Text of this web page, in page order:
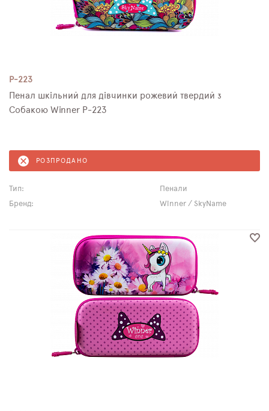
P-223
Пенал шкільний для дівчинки рожевий твердий з
Собакою Winner P-223
РОЗПРОДАНО
Тип:
Пенали
Бренд:
Winner / SkyName